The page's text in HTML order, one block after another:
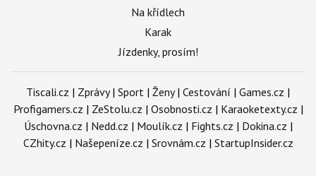
Na křídlech
Karak
Jízdenky, prosím!
Tiscali.cz | Zprávy| Sport | Ženy| Cestování | Games.cz |
Profigamers.cz | ZeStolu.cz | Osobnosti.cz | Karaoketexty.cz |
Úschovna.cz | Nedd.cz | Moulík.cz | Fights.cz | Dokina.cz |
CZhity.cz | Našepeníze.cz | Srovnám.cz | StartupInsider.cz